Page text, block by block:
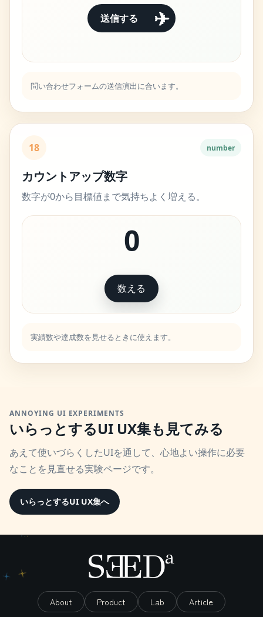
送信する ✈
問い合わせフォームの送信演出に合います。
18 number
カウントアップ数字
数字が0から目標値まで気持ちよく増える。
0
数える
実績数や達成数を見せるときに使えます。
ANNOYING UI EXPERIMENTS
いらっとするUI UX集も見てみる
あえて使いづらくしたUIを通して、心地よい操作に必要
なことを見直せる実験ページです。
いらっとするUI UX集へ
About Product Lab Article